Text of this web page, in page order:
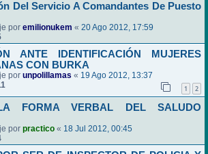
Del Servicio A Comandantes De Puesto
por emilionukem « 20 Ago 2012, 17:59
ANTE IDENTIFICACIÓN MUJERES
CON BURKA
por unpolillamas « 19 Ago 2012, 13:37
1 2
FORMA VERBAL DEL SALUDO
por practico « 18 Jul 2012, 00:45